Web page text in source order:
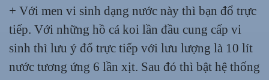
+ Với men vi sinh dạng nước này thì bạn đổ trực
tiếp. Với những hồ cá koi lần đầu cung cấp vi
sinh thì lưu ý đổ trực tiếp với lưu lượng là 10 lít
nước tương ứng 6 lần xịt. Sau đó thì bật hệ thống